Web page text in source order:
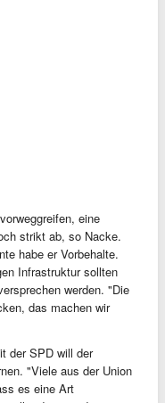
eine
strikt ab, so Nacke.
habe er Vorbehalte.
Infrastruktur sollten
werden. "Die
das machen wir
der SPD will der
"Viele aus der Union
es eine Art